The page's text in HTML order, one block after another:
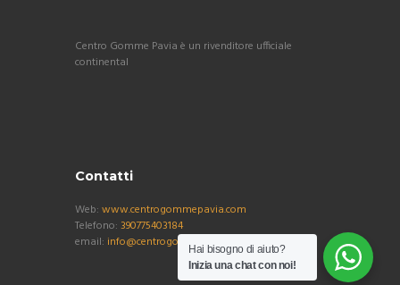
Centro Gomme Pavia è un rivenditore ufficiale
continental
Contatti
Web: www.centrogommepavia.com
Telefono: 390775403184
email: info@centrogommepavia.com
Hai bisogno di aiuto?
Inizia una chat con noi!